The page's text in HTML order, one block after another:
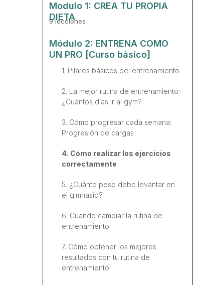
Modulo 1: CREA TU PROPIA
DIETA
1. Pilares básicos de la nutrición
2. Contar calorías vs no hacerlo
3. Cómo calcular nuestro gasto
calórico, objetivo calórico y
4. Cómo contar calorías (saber
5. Cómo crear tus propias comidas
6. Cuándo dejar de "hacer dieta"
7. Cómo medir nuestro progreso y
8. Volumen, definición o
recomposición corporal, ¿qué
9 lecciones
Módulo 2: ENTRENA COMO
UN PRO [Curso básico]
1. Pilares básicos del entrenamiento
2. La mejor rutina de entrenamiento:
¿Cuántos días ir al gym?
3. Cómo progresar cada semana:
Progresión de cargas
4. Cómo realizar los ejercicios
correctamente
5. ¿Cuánto peso debo levantar en
el gimnasio?
6. Cuándo cambiar la rutina de
entrenamiento
7. Cómo obtener los mejores
resultados con tu rutina de
entrenamiento